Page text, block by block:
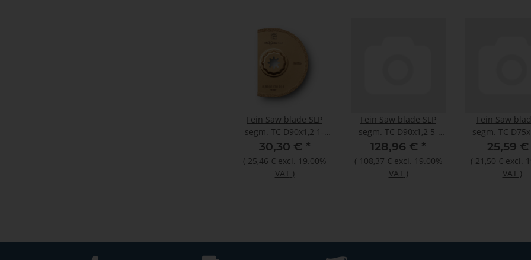
Fein Saw blade SLP
segm. TC D90x1,2 1-
Pack
30,30 € *
( 25,46 € excl. 19.00%
VAT )
Fein Saw blade SLP
segm. TC D90x1,2 5-
Pack
128,96 € *
( 108,37 € excl. 19.00%
VAT )
Fein Saw
segm. TC
Pack
25,59 €
( 21,50 € excl.
VAT )